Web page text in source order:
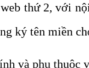
thứ 2, với
ký tên miền
và phụ